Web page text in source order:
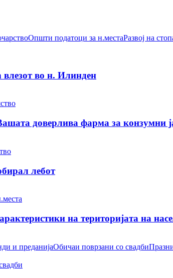
Општи податоци за н.местаРазвој на
во н. Илинден
доверлива фарма за конзумни
лебот
на територијата на
и преданијаОбичаи поврзани со свадби